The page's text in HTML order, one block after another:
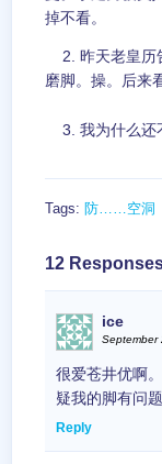
掉不看。
2. 昨天老皇历
磨脚。操。后来
3. 我为什么还
Tags: 防……空洞
12
ice
September
很爱苍井优啊
疑我的脚有问
Reply